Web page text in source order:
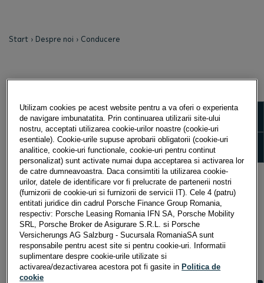
Show
Start Despre noi Conducere
CONDUCERE PORSCHE FINANCE
GROUP ROMÂNIA
HELIAN REDAI - CHIEF EXECUTIVE
OFFICER
Utilizam cookies pe acest website pentru a va oferi o experienta
de navigare imbunatatita. Prin continuarea utilizarii site-ului
nostru, acceptati utilizarea cookie-urilor noastre (cookie-uri
esentiale). Cookie-urile supuse aprobarii obligatorii (cookie-uri
analitice, cookie-uri functionale, cookie-uri pentru continut
personalizat) sunt activate numai dupa acceptarea si activarea lor
de catre dumneavoastra. Daca consimtiti la utilizarea cookie-
urilor, datele de identificare vor fi prelucrate de partenerii nostri
(furnizorii de cookie-uri si furnizorii de servicii IT). Cele 4 (patru)
entitati juridice din cadrul Porsche Finance Group Romania,
respectiv: Porsche Leasing Romania IFN SA, Porsche Mobility
SRL, Porsche Broker de Asigurare S.R.L. si Porsche
Versicherungs AG Salzburg - Sucursala RomaniaSA sunt
responsabile pentru acest site si pentru cookie-uri. Informatii
suplimentare despre cookie-urile utilizate si
activarea/dezactivarea acestora pot fi gasite in Politica de
cookie